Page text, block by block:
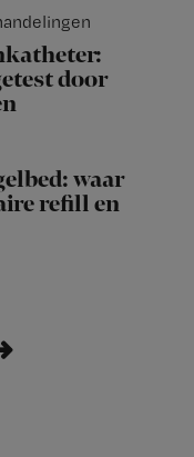
door
waar
refill en